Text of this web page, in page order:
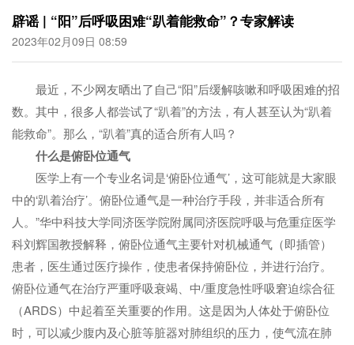
辟谣 | “阳”后呼吸困难“趴着能救命”？专家解读
2023年02月09日 08:59
最近，不少网友晒出了自己“阳”后缓解咳嗽和呼吸困难的招
数。其中，很多人都尝试了“趴着”的方法，有人甚至认为“趴着
能救命”。那么，“趴着”真的适合所有人吗？
什么是俯卧位通气
医学上有一个专业名词是‘俯卧位通气’，这可能就是大家眼
中的‘趴着治疗’。俯卧位通气是一种治疗手段，并非适合所有
人。”华中科技大学同济医学院附属同济医院呼吸与危重症医学
科刘辉国教授解释，俯卧位通气主要针对机械通气（即插管）
患者，医生通过医疗操作，使患者保持俯卧位，并进行治疗。
俯卧位通气在治疗严重呼吸衰竭、中/重度急性呼吸窘迫综合征
（ARDS）中起着至关重要的作用。这是因为人体处于俯卧位
时，可以减少腹内及心脏等脏器对肺组织的压力，使气流在肺